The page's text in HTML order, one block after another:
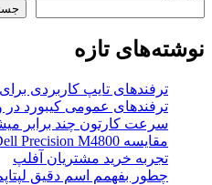
نوشته‌های تازه
ترفندهای تایپ کاربردی
ترفندهای عمومی کیبورد در
سرعت کارتون چند برابر
مقایسه Dell Precision M4800 با لپ‌تاپ‌های نسل ۱۰ سری u
تجربه خرید مشتریان آفلپ
چطور بفهمم اسم دقیق